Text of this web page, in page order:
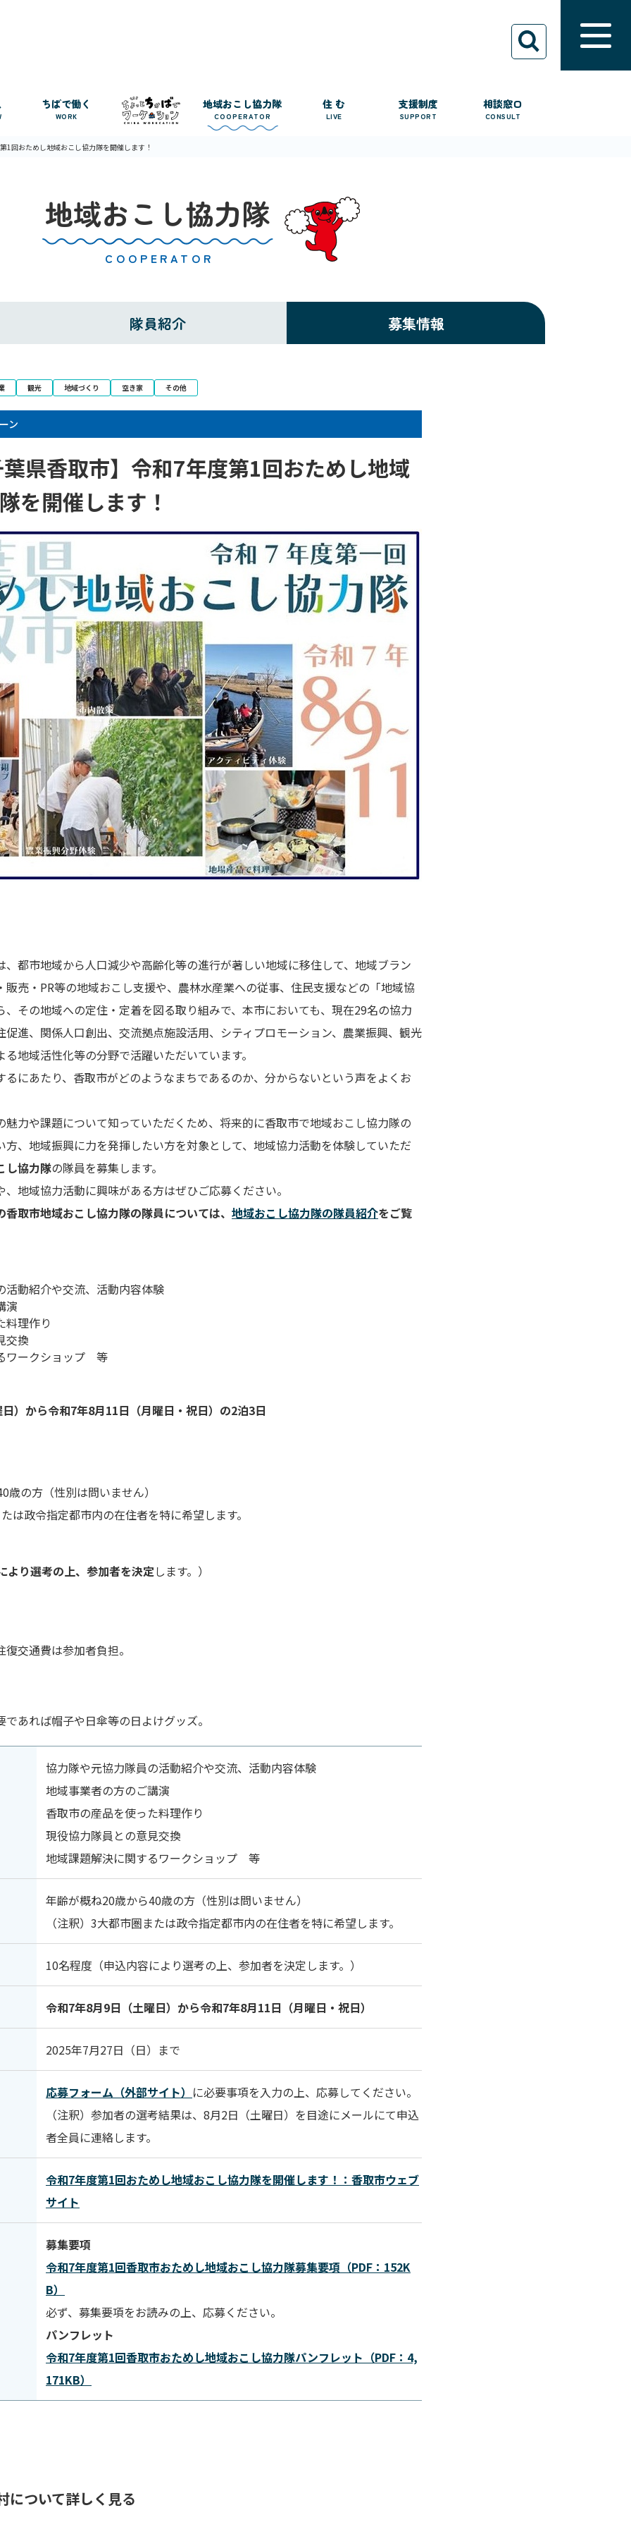
ちばで働く
WORK
地域おこし協力隊
COOPERATOR
住 む
LIVE
支援制度
SUPPORT
相談窓口
CONSULT
1回おためし地域おこし協力隊を開催します！
地域おこし協力隊
COOPERATOR
隊員紹介 募集情報
観光 地域づくり 空き家 その他
ン
県香取市】令和7年度第1回おためし地域
を開催します！
、都市地域から人口減少や高齢化等の進行が著しい地域に移住して、地域ブラン
販売・PR等の地域おこし支援や、農林水産業への従事、住民支援などの「地域協
、その地域への定住・定着を図る取り組みで、本市においても、現在29名の協力
促進、関係人口創出、交流拠点施設活用、シティプロモーション、農業振興、観光
地域活性化等の分野で活躍いただいています。
るにあたり、香取市がどのようなまちであるのか、分からないという声をよくお
力や課題について知っていただくため、将来的に香取市で地域おこし協力隊の
方、地域振興に力を発揮したい方を対象として、地域協力活動を体験していただ
し協力隊の隊員を募集します。
地域協力活動に興味がある方はぜひご応募ください。
取市地域おこし協力隊の隊員については、 地域おこし協力隊の隊員紹介をご覧
活動紹介や交流、活動内容体験
演
料理作り
交換
ワークショップ 等
）から令和7年8月11日（月曜日・祝日）の2泊3日
歳の方（性別は問いません）
は政令指定都市内の在住者を特に希望します。
より選考の上、参加者を決定します。）
交通費は参加者負担。
あれば帽子や日傘等の日よけグッズ。
協力隊や元協力隊員の活動紹介や交流、活動内容体験
地域事業者の方のご講演
香取市の産品を使った料理作り
現役協力隊員との意見交換
地域課題解決に関するワークショップ 等
年齢が概ね20歳から40歳の方（性別は問いません）
（注釈）3大都市圏または政令指定都市内の在住者を特に希望します。
10名程度（申込内容により選考の上、参加者を決定します。）
令和7年8月9日（土曜日）から令和7年8月11日（月曜日・祝日）
2025年7月27日（日）まで
応募フォーム（外部サイト） に必要事項を入力の上、応募してください。
（注釈）参加者の選考結果は、8月2日（土曜日）を目途にメールにて申込
者全員に連絡します。
令和7年度第1回おためし地域おこし協力隊を開催します！：香取市ウェブ
サイト
募集要項
令和7年度第1回香取市おためし地域おこし協力隊募集要項（PDF：152K
B）
必ず、募集要項をお読みの上、応募ください。
パンフレット
令和7年度第1回香取市おためし地域おこし協力隊パンフレット（PDF：4,
171KB）
について詳しく見る